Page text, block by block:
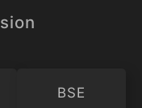
BSE